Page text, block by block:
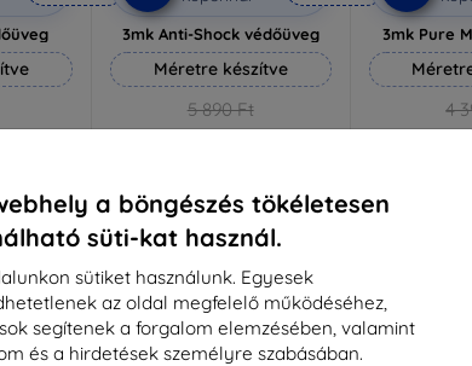
a böngészés tökéletesen
süti-kat használ.
sütiket használunk. Egyesek
az oldal megfelelő működéséhez,
segítenek a forgalom elemzésében, valamint
és a hirdetések személyre szabásában.
3mk Anti-Shock védőüveg
Méretre készítve
5 890 Ft
5 301 Ft
3mk Pure
4
3